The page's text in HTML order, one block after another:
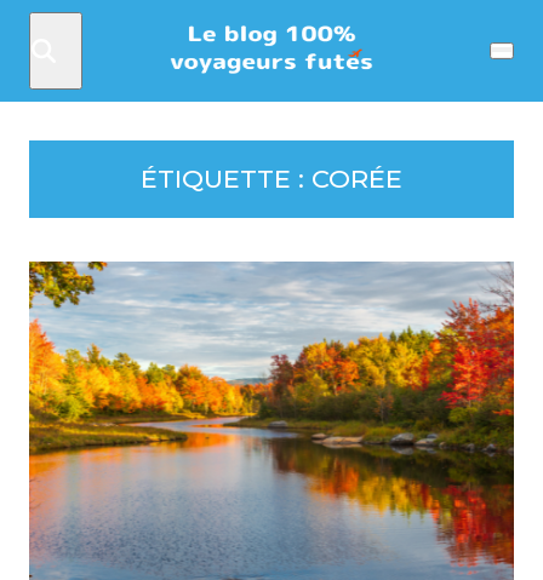
Menu
ÉTIQUETTE : CORÉE